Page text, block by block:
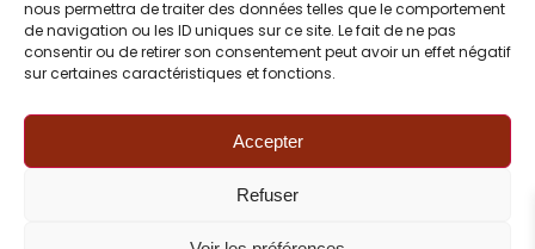
nous permettra de traiter des données telles que le comportement
de navigation ou les ID uniques sur ce site. Le fait de ne pas
consentir ou de retirer son consentement peut avoir un effet négatif
sur certaines caractéristiques et fonctions.
Accepter
Refuser
Voir les actualités FCI
FCI